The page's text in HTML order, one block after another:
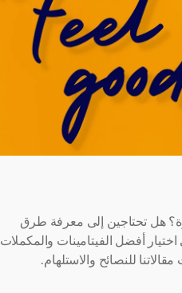
هل تحتاجين إلى معرفة طرق
أفضل الفيتامينات والمكملات
للنصائح والاستلهام.